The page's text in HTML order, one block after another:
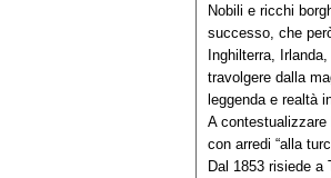
Nobili e ricchi
successo, che
Inghilterra,
travolgere dalla
leggenda e realtà
A contestualizzare
con arredi “alla
Dal 1853 risiede a